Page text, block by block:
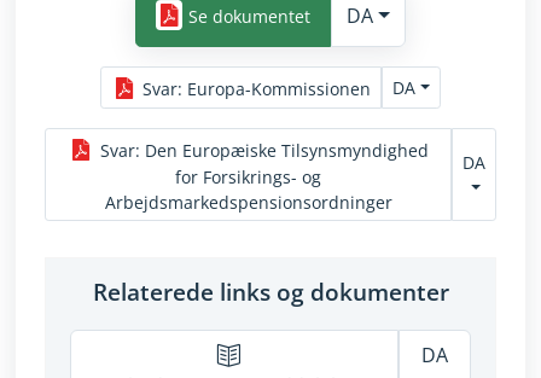
Se dokumentet DA
Svar: Europa-Kommissionen DA
Svar: Den Europæiske Tilsynsmyndighed
for Forsikrings- og
Arbejdsmarkedspensionsordninger
DA
Relaterede links og dokumenter
DA